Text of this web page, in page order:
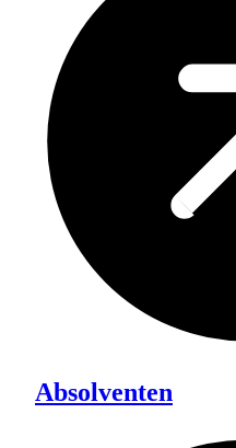
Absolventen